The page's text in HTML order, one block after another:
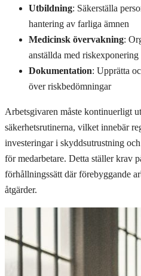
Utbildning: Säkerställa
hantering av farliga ämnen
Medicinsk övervakning:
anställda med riskexponering
Dokumentation: Upprätta
över riskbedömningar
Arbetsgivaren måste kontinuerligt
säkerhetsrutinerna, vilket innebär
investeringar i skyddsutrustning
för medarbetare. Detta ställer krav
förhållningssätt där förebyggande
åtgärder.